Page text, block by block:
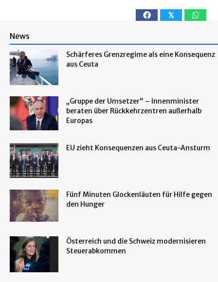
𝕏
News
Schärferes Grenzregime als eine Konsequenz
aus Ceuta
„Gruppe der Umsetzer“ – Innenminister
beraten über Rückkehrzentren außerhalb
Europas
EU zieht Konsequenzen aus Ceuta-Ansturm
Fünf Minuten Glockenläuten für Hilfe gegen
den Hunger
Österreich und die Schweiz modernisieren
Steuerabkommen